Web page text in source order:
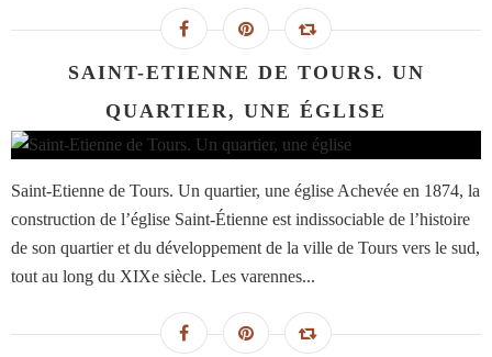
SAINT-ETIENNE DE TOURS. UN
QUARTIER, UNE ÉGLISE
Saint-Etienne de Tours. Un quartier, une église Achevée en 1874, la
construction de l’église Saint-Étienne est indissociable de l’histoire
de son quartier et du développement de la ville de Tours vers le sud,
tout au long du XIXe siècle. Les varennes...